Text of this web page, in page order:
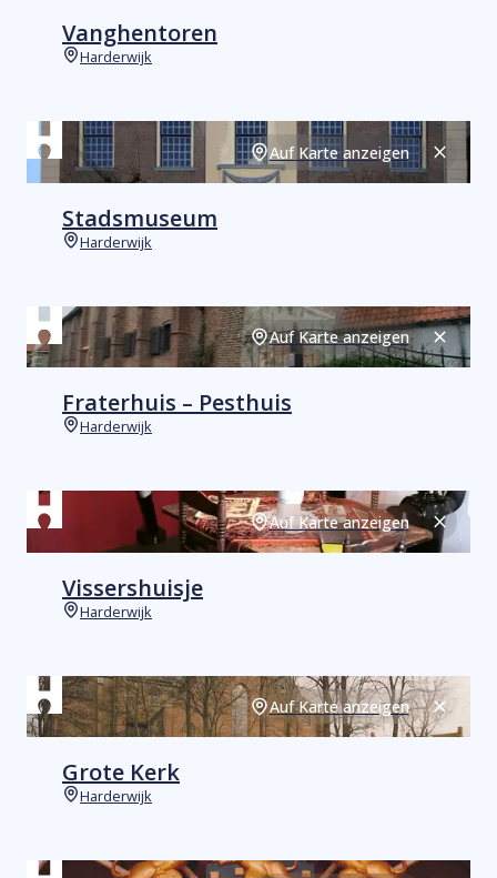
Vanghentoren
Harderwijk
Auf Karte anzeigen
Stadsmuseum
Harderwijk
Auf Karte anzeigen
Fraterhuis – Pesthuis
Harderwijk
Auf Karte anzeigen
Vissershuisje
Harderwijk
Auf Karte anzeigen
Grote Kerk
Harderwijk